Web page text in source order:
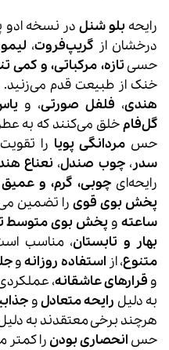
رایحهبلو شنل در نسخه ادو
درخشان از گریپ‌فروت، لیمو
حسیتازه، مرکباتی، و کمی
خنک از طبیعت قدم می‌زنید.
هندی، فلفل صورتی، و
گل‌فامخلق می‌کنند که به
حس مردانگی پویا را
سدر،چوب صندل،نعناع
رایحه‌ایچوبی، گرم، و عمیق
پخش بوی قوی را تضمین
ساعتهو پخش بوی متوسط
بهار و تابستان، مناسب
متنوع، از استفاده روزانهو
و قرارهای عاشقانه،
به دلیل رایحه متعادلو
هرچند برخی معتقدند به
حس انحصاری بودن را کمتر